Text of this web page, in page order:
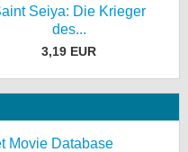
Seiya: Die Krieger
des...
3,19 EUR
Movie Database